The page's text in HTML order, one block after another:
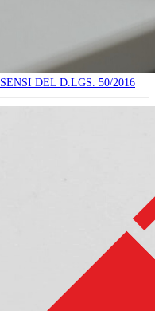
DEL D.LGS. 50/2016